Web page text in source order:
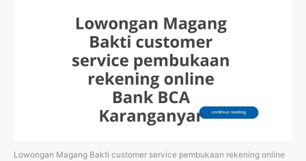
Lowongan Magang Bakti customer service pembukaan rekening online